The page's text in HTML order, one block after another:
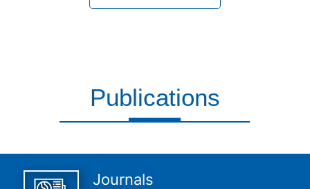
Publications
Journals